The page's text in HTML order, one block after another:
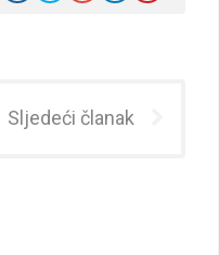
Sljedeći članak